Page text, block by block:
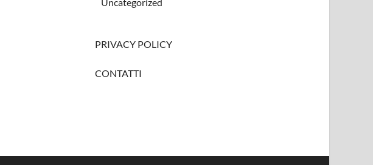
PRIVACY POLICY
CONTATTI